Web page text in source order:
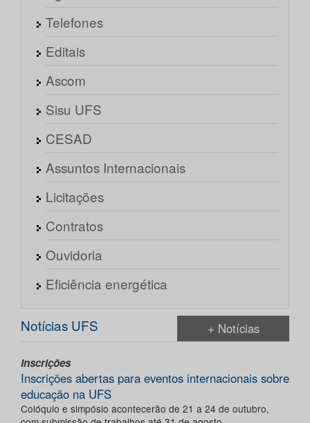
Telefones
Editais
Ascom
Sisu UFS
CESAD
Assuntos Internacionais
Licitações
Contratos
Ouvidoria
Eficiência energética
Notícias UFS + Notícias
Inscrições
Inscrições abertas para eventos internacionais sobre
educação na UFS
Colóquio e simpósio acontecerão de 21 a 24 de outubro,